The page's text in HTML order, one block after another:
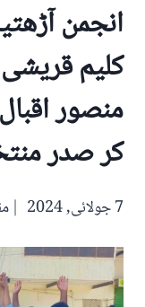
انجمن
کلیم
منصور
کر صدر
7 جولائی, 2024